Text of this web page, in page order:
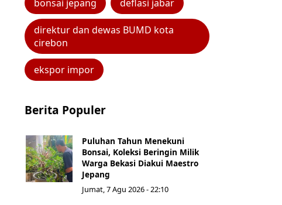
bonsai jepang deflasi jabar
direktur dan dewas BUMD kota
cirebon
ekspor impor
Berita Populer
Puluhan Tahun Menekuni
Bonsai, Koleksi Beringin Milik
Warga Bekasi Diakui Maestro
Jepang
Jumat, 7 Agu 2026 - 22:10